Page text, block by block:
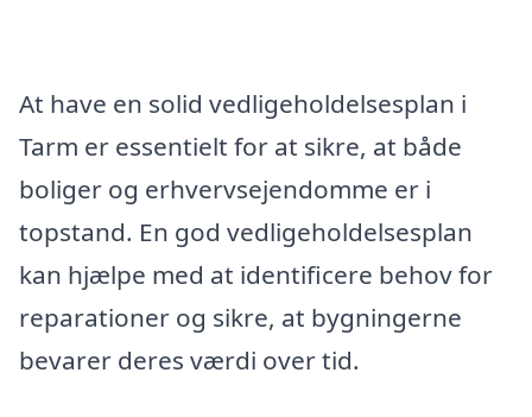
At have en solid vedligeholdelsesplan i
Tarm er essentielt for at sikre, at både
boliger og erhvervsejendomme er i
topstand. En god vedligeholdelsesplan
kan hjælpe med at identificere behov for
reparationer og sikre, at bygningerne
bevarer deres værdi over tid.